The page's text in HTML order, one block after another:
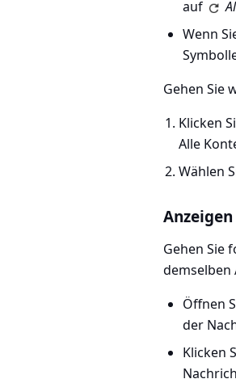
auf
Wenn
Gehen Sie
Klicken
Alle
Wählen
Gehen Sie
demselben
Öffnen
der
Klicken